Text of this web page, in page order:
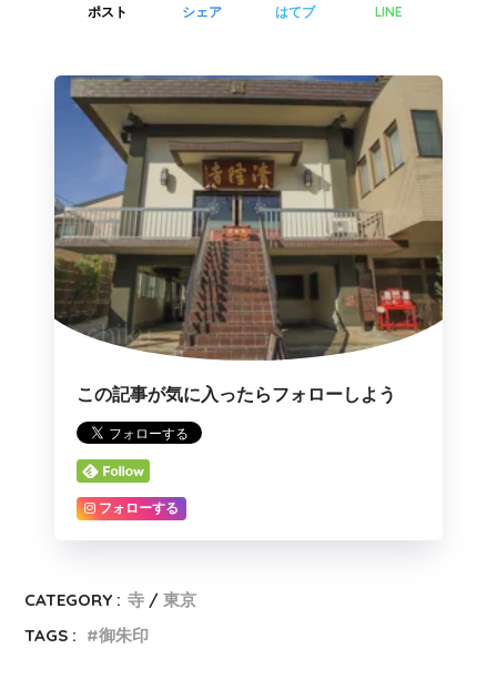
ポスト シェア はてブ LINE
この記事が気に入ったらフォローしよう
フォローする
CATEGORY : 寺
東京
TAGS :
御朱印